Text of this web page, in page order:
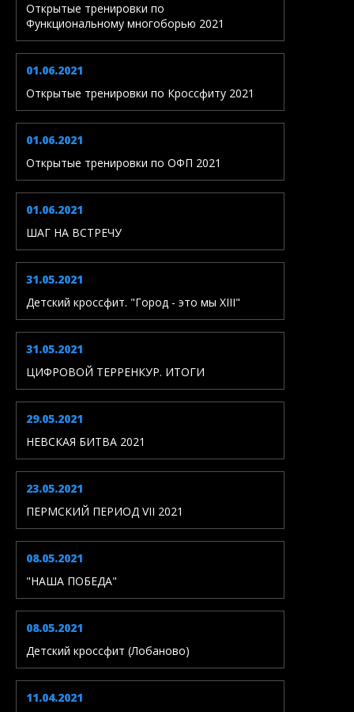
Открытые тренировки по
Функциональному многоборью 2021
01.06.2021
Открытые тренировки по Кроссфиту 2021
01.06.2021
Открытые тренировки по ОФП 2021
01.06.2021
ШАГ НА ВСТРЕЧУ
31.05.2021
Детский кроссфит. "Город - это мы XIII"
31.05.2021
ЦИФРОВОЙ ТЕРРЕНКУР. ИТОГИ
29.05.2021
НЕВСКАЯ БИТВА 2021
23.05.2021
ПЕРМСКИЙ ПЕРИОД VII 2021
08.05.2021
"НАША ПОБЕДА"
08.05.2021
Детский кроссфит (Лобаново)
11.04.2021